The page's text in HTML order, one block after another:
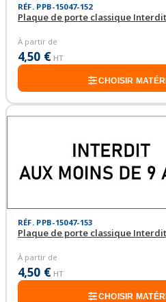
RÉF. PPB-15047-152
Plaque de porte classique
À partir de
4,50 € HT
CHOISIR
RÉF. PPB-15047-153
Plaque de porte classique
À partir de
4,50 € HT
CHOISIR